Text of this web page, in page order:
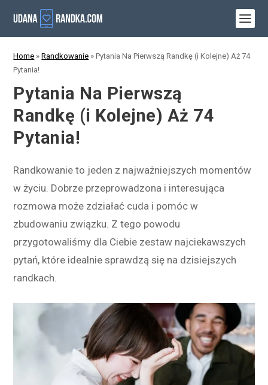
Home »Randkowanie »Pytania Na Pierwszą Randkę (i Kolejne) Aż 74
Pytania!
Pytania Na Pierwszą
Randkę (i Kolejne) Aż 74
Pytania!
Randkowanie to jeden z najważniejszych momentów
w życiu. Dobrze przeprowadzona i interesująca
rozmowa może zdziałać cuda i pomóc w
zbudowaniu związku. Z tego powodu
przygotowaliśmy dla Ciebie zestaw najciekawszych
pytań, które idealnie sprawdzą się na dzisiejszych
randkach.